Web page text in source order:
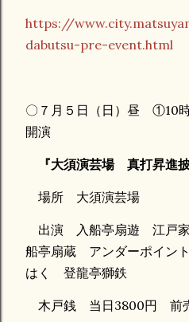
https://
dabutsu-pre-event.html
〇７月５日（日）昼 ①10
開演
『大須演芸場 真打昇進披
場所 大須演芸場
出演 入船亭扇遊 江戸
船亭扇蔵 アンダーポイン
はく 登龍亭獅鉄
木戸銭 当日3800円 前